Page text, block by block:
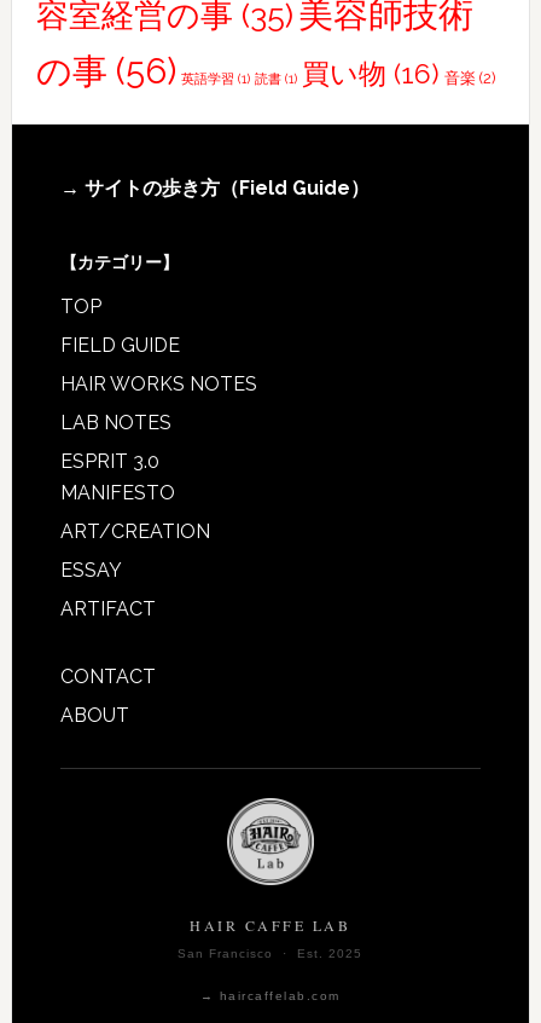
の
す
容室経営の事 (35)美容師技術
の事 (56) 英語学習 (1) 読書(1) 買い物 (16) 音楽(2)
Footer
→ サイトの歩き方（Field Guide）
【カテゴリー】
TOP
FIELD GUIDE
HAIR WORKS NOTES
LAB NOTES
ESPRIT 3.0
MANIFESTO
ART/CREATION
ESSAY
ARTIFACT
CONTACT
ABOUT
HAIR CAFFE LAB
San Francisco · Est. 2025
→ haircaffelab.com